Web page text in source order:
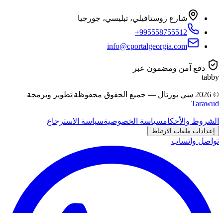
شارع روستافيلي، تبليسي، جورجيا
+995558755512
info@cportalgeorgia.com
دفع آمن ومضمون عبر
tabby
©
2026 سي بورتال — جميع الحقوق محفوظة|تطوير وبرمجة
Tarawud
الشروط والأحكامسياسة الخصوصيةسياسة الاسترجاع
إعدادات ملفات الارتباط
تواصل واتساب